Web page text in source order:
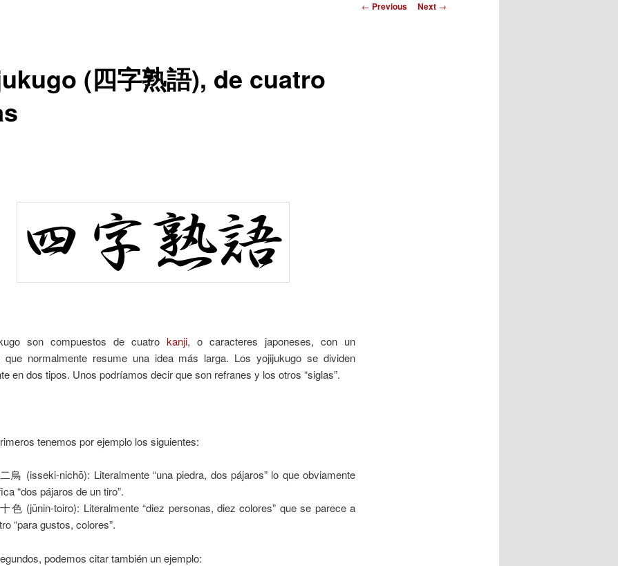
Post
← Previous Next →
(四字熟語), de cuatro
son compuestos de cuatrokanji, o caracteres japoneses, con un
que normalmente resume una idea más larga. Los yojijukugo se dividen
en dos tipos. Unos podríamos decir que son refranes y los otros “siglas”.
tenemos por ejemplo los siguientes:
鳥 (isseki-nichō): Literalmente “una piedra, dos pájaros” lo que obviamente
“dos pájaros de un tiro”.
色 (jūnin-toiro): Literalmente “diez personas, diez colores” que se parece a
“para gustos, colores”.
podemos citar también un ejemplo: